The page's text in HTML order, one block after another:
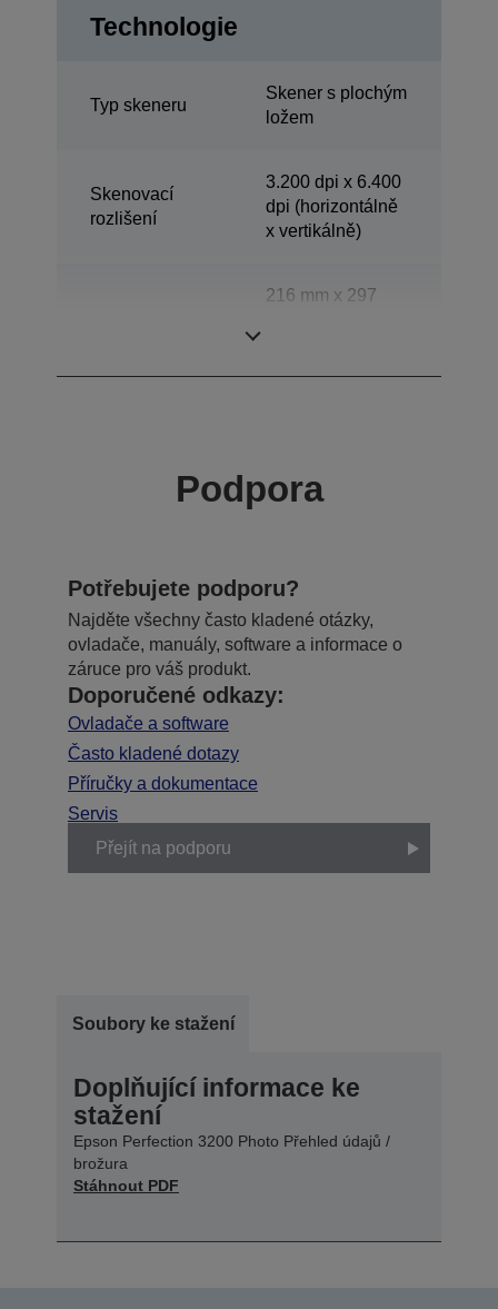
Technologie
Typ skeneru
Skener s plochým
ložem
Skenovací
rozlišení
3.200 dpi x 6.400
dpi (horizontálně
x vertikálně)
216 mm x 297
Podpora
Potřebujete podporu?
Najděte všechny často kladené otázky,
ovladače, manuály, software a informace o
záruce pro váš produkt.
Doporučené odkazy:
Ovladače a software
Často kladené dotazy
Příručky a dokumentace
Servis
Přejít na podporu
Soubory ke stažení
Doplňující informace ke
stažení
Epson Perfection 3200 Photo Přehled údajů /
brožura
Stáhnout PDF